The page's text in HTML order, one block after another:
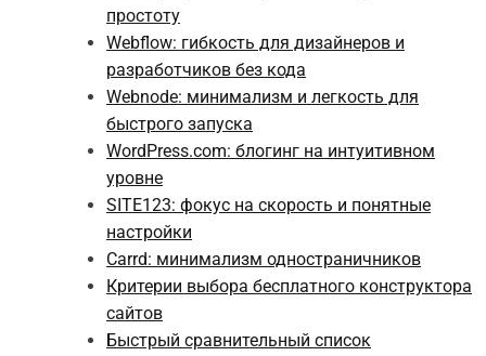
простоту
Webflow: гибкость для дизайнеров и
разработчиков без кода
Webnode: минимализм и легкость для
быстрого запуска
WordPress.com: блогинг на интуитивном
уровне
SITE123: фокус на скорость и понятные
настройки
Carrd: минимализм одностраничников
Критерии выбора бесплатного конструктора
сайтов
Быстрый сравнительный список